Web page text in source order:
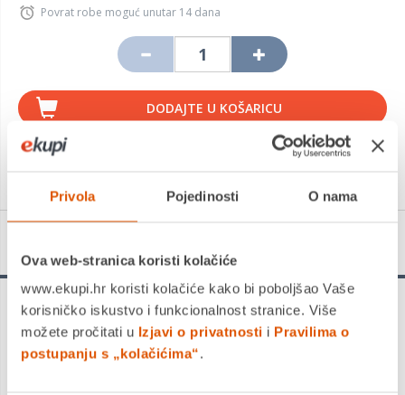
Privola Pojedinosti O nama
Ova web-stranica koristi kolačiće
www.ekupi.hr koristi kolačiće kako bi poboljšao Vaše
korisničko iskustvo i funkcionalnost stranice. Više
možete pročitati u Izjavi o privatnosti i Pravilima o
postupanju s „kolačićima“.
Povrat robe moguć unutar 14 dana
DODAJTE U KOŠARICU
Veliko početno slovo - vode i uzvisine poster, didaktika,
HRVATSKI JEZIK
Interaktivni poster dimenzije B2 (675 mm x 475 mm) za